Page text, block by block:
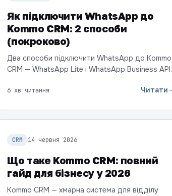
Як підключити WhatsApp до
Kommo CRM: 2 способи
(покроково)
Два способи підключити WhatsApp до Kommo
CRM — WhatsApp Lite і WhatsApp Business API:
крок за кроком і який обрати для вашого
6 хв читання Читати
CRM 14 червня 2026
Що таке Kommo CRM: повний
гайд для бізнесу у 2026
Kommo CRM — хмарна система для відділу